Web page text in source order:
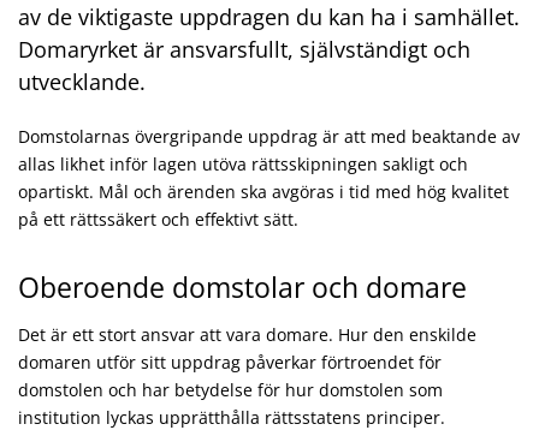
av de viktigaste uppdragen du kan ha i samhället.
Domaryrket är ansvarsfullt, självständigt och
utvecklande.
Domstolarnas övergripande uppdrag är att med beaktande av
allas likhet inför lagen utöva rättsskipningen sakligt och
opartiskt. Mål och ärenden ska avgöras i tid med hög kvalitet
på ett rättssäkert och effektivt sätt.
Oberoende domstolar och domare
Det är ett stort ansvar att vara domare. Hur den enskilde
domaren utför sitt uppdrag påverkar förtroendet för
domstolen och har betydelse för hur domstolen som
institution lyckas upprätthålla rättsstatens principer.